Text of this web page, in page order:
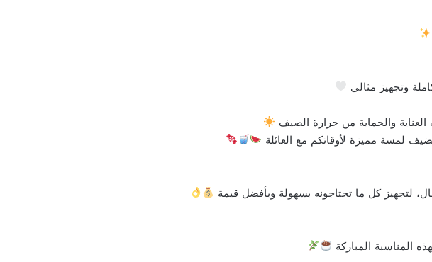
وتجهيز مثالي
والحماية من حرارة الصيف
لمسة مميزة لأوقاتكم مع العائلة
لتجهيز كل ما تحتاجونه بسهولة وبأفضل قيمة
المناسبة المباركة